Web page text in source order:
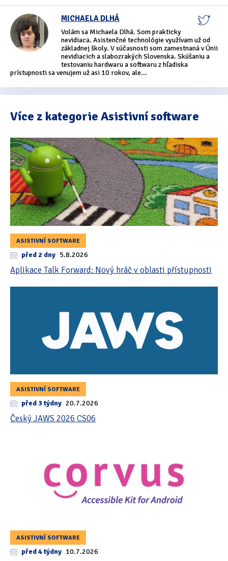
MICHAELA DLHÁ
Volám sa Michaela Dlhá. Som prakticky
nevidiaca. Asistenčné technológie využívam už od
základnej školy. V súčasnosti som zamestnaná v Únii
nevidiacich a slabozrakých Slovenska. Skúšaniu a
testovaniu hardwaru a softwaru z hľadiska
prístupnosti sa venujem už asi 10 rokov, ale...
Více z kategorie Asistivní software
ASISTIVNÍ SOFTWARE
před 2 dny 5.8.2026
Aplikace Talk Forward: Nový hráč v oblasti přístupnosti
ASISTIVNÍ SOFTWARE
před 3 týdny 20.7.2026
Český JAWS 2026 CS06
ASISTIVNÍ SOFTWARE
před 4 týdny 10.7.2026